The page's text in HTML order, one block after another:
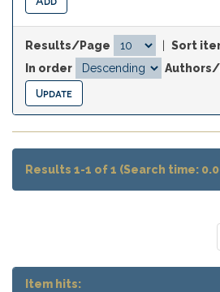
Results/Page
Sort
In order
Results 1-1 of 1 (Search time:
Item hits: